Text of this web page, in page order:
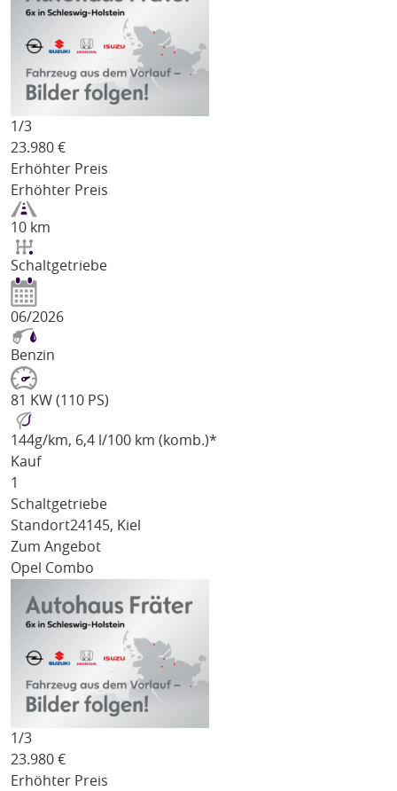
1/3
23.980 €
Erhöhter Preis
Erhöhter Preis
10 km
Schaltgetriebe
06/2026
Benzin
81 KW (110 PS)
144g/km, 6,4 l/100 km (komb.)*
Kauf
1
Schaltgetriebe
Standort24145, Kiel
Zum Angebot
Opel Combo
1/3
23.980 €
Erhöhter Preis